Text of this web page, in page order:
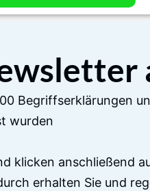
Begriffserklärungen
wurden
klicken anschließend
erhalten Sie und